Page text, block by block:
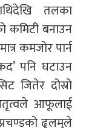
तलका
कमिटी बनाउन
कमजोर पार्न
पनि घटाउन
जितेर दोस्रो
आफूलाई
ढुलमुले